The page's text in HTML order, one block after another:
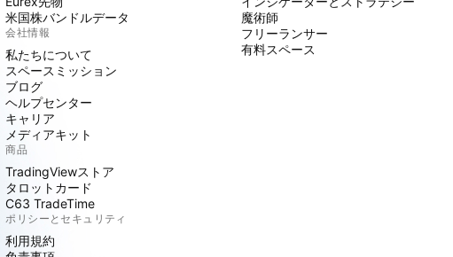
米国株バンドルデータ
会社情報
私たちについて
スペースミッション
ブログ
ヘルプセンター
キャリア
メディアキット
商品
TradingViewストア
タロットカード
C63 TradeTime
ポリシーとセキュリティ
利用規約
魔術師
フリーランサー
有料スペース